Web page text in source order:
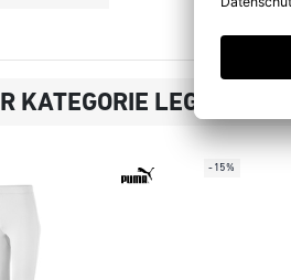
KATEGORIE LEGGINS,
-15%